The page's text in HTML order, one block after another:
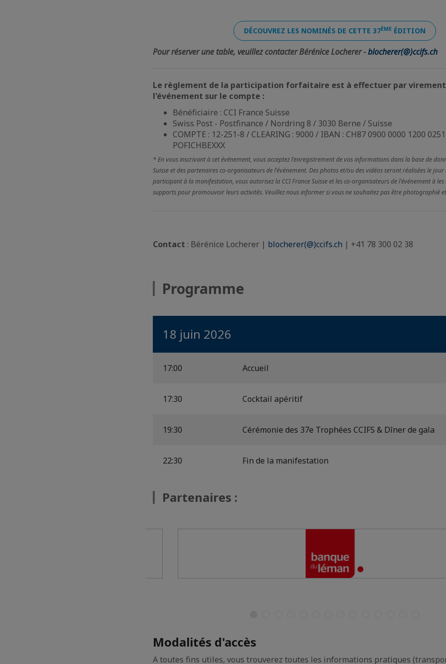
DÉCOUVREZ LES NOMINÉS DE CETTE 37ÈMEÉDITION
Pour réserver une table, veuillez contacter Bérénice Locherer -blocherer(@)ccifs.ch
Le règlement de la participation forfaitaire est à effectuer par
l'événement sur le compte :
Bénéficiaire : CCI France Suisse
Swiss Post - Postfinance / Nordring 8 / 3030 Berne / Suisse
COMPTE : 12-251-8 / CLEARING : 9000 / IBAN : CH87 0900 0000 1200
POFICHBEXXX
* En vous inscrivant à cet événement, vous acceptez l'enregistrement de vos informations dans la base de
Suisse et des partenaires co-organisateurs de l'événement. Des photos et/ou des vidéos seront réalisées le jour
participant à la manifestation, vous autorisez la CCI France Suisse et les co-organisateurs de l'événement à
supports pour promouvoir leurs activités. Veuillez nous informer si vous ne souhaitez pas être photographié
Contact : Bérénice Locherer | blocherer(@)ccifs.ch | +41 78 300 02 38
Programme
18 juin 2026
17:00 Accueil
17:30 Cocktail apéritif
19:30 Cérémonie des 37e Trophées CCIFS & Dîner de gala
22:30 Fin de la manifestation
Partenaires :
Modalités d'accès
A toutes fins utiles, vous trouverez toutes les informations pratiques